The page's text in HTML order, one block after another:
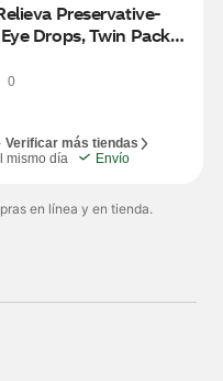
Preservative-
Drops, Twin Pack,
0
Verificar más tiendas
mismo día
Envío
en línea y en tienda.